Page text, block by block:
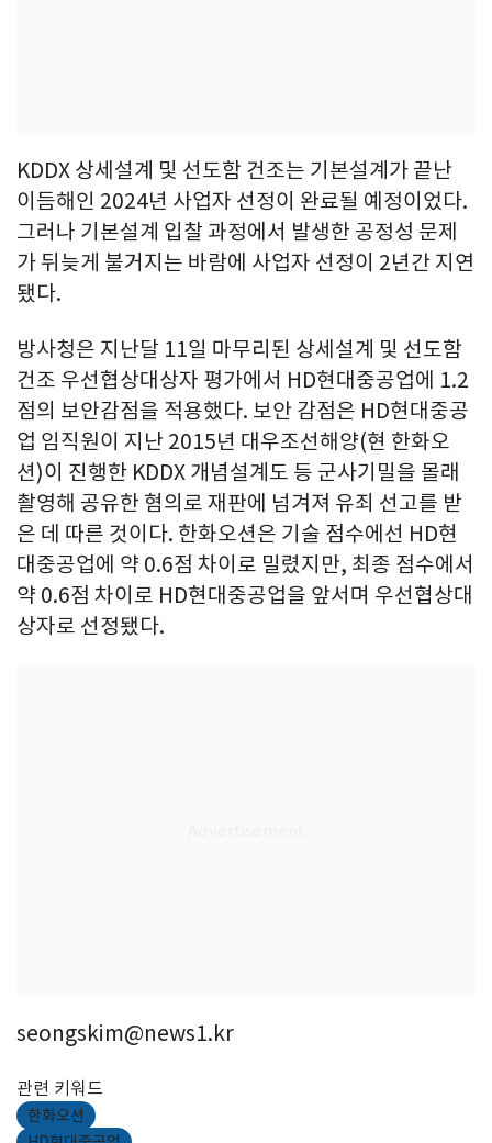
KDDX 상세설계 및 선도함 건조는 기본설계가 끝난
이듬해인 2024년 사업자 선정이 완료될 예정이었다.
그러나 기본설계 입찰 과정에서 발생한 공정성 문제
가 뒤늦게 불거지는 바람에 사업자 선정이 2년간 지연
됐다.
방사청은 지난달 11일 마무리된 상세설계 및 선도함
건조 우선협상대상자 평가에서 HD현대중공업에 1.2
점의 보안감점을 적용했다. 보안 감점은 HD현대중공
업 임직원이 지난 2015년 대우조선해양(현 한화오
션)이 진행한 KDDX 개념설계도 등 군사기밀을 몰래
촬영해 공유한 혐의로 재판에 넘겨져 유죄 선고를 받
은 데 따른 것이다. 한화오션은 기술 점수에선 HD현
대중공업에 약 0.6점 차이로 밀렸지만, 최종 점수에서
약 0.6점 차이로 HD현대중공업을 앞서며 우선협상대
상자로 선정됐다.
seongskim@news1.kr
관련 키워드
한화오션